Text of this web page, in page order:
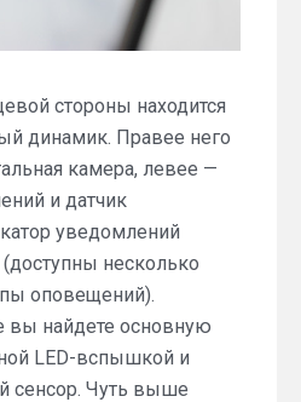
стороны находится
динамик. Правее него
камера, левее —
и датчик
уведомлений
несколько
оповещений).
вы найдете основную
LED-вспышкой и
сенсор. Чуть выше